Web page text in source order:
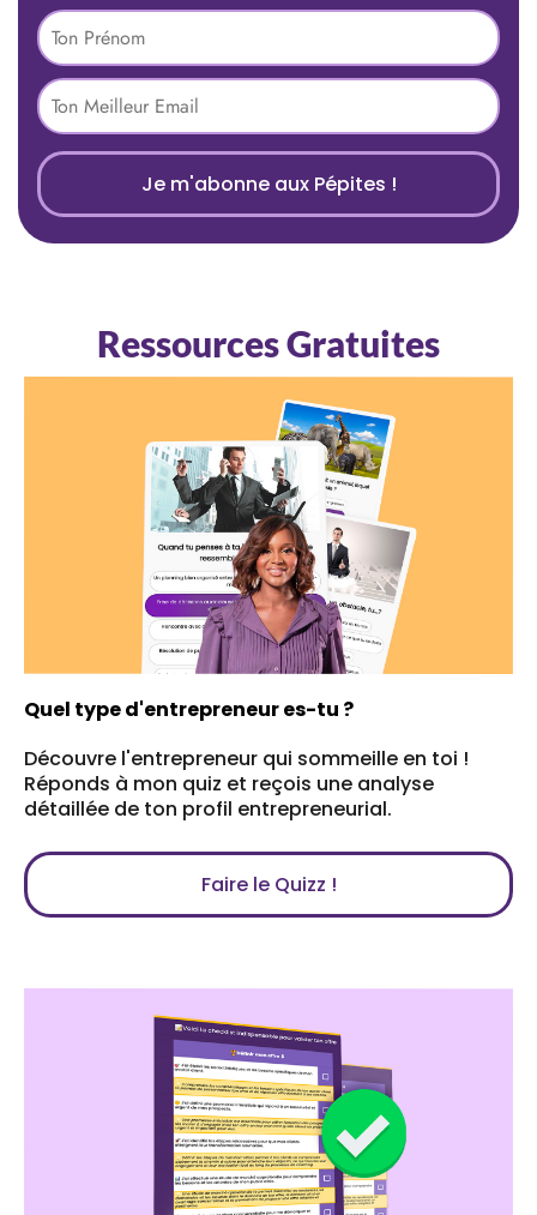
Je m'abonne aux Pépites !
Ressources Gratuites
Quel type d'entrepreneur es-tu ?
Découvre l'entrepreneur qui sommeille en toi !
Réponds à mon quiz et reçois une analyse
détaillée de ton profil entrepreneurial.
Faire le Quizz !